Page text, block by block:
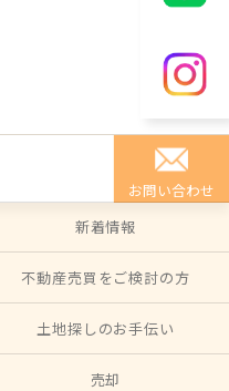
お問い合わせ
新着情報
不動産売買をご検討の方
土地探しのお手伝い
売却